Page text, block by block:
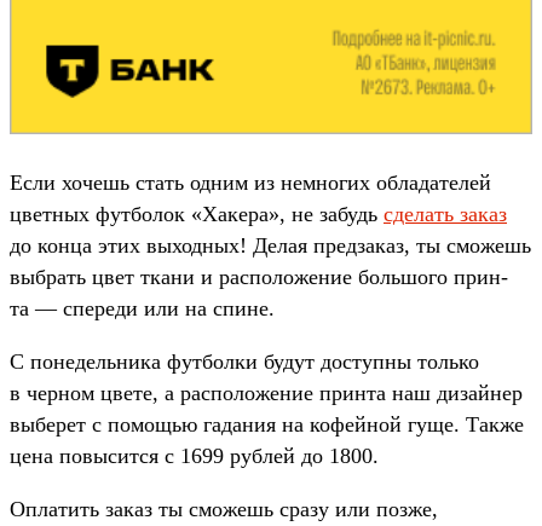
Ес­ли хочешь стать одним из нем­ногих обла­дате­лей
цвет­ных фут­болок «Хакера», не забудь сде­лать заказ
до кон­ца этих выход­ных! Делая пред­заказ, ты смо­жешь
выб­рать цвет тка­ни и рас­положе­ние боль­шого прин­
та — спе­реди или на спи­не.
С понедель­ника фут­болки будут дос­тупны толь­ко
в чер­ном цве­те, а рас­положе­ние прин­та наш дизай­нер
выберет с помощью гадания на кофей­ной гуще. Так­же
цена повысит­ся с 1699 руб­лей до 1800.
Оп­латить заказ ты смо­жешь сра­зу или поз­же,